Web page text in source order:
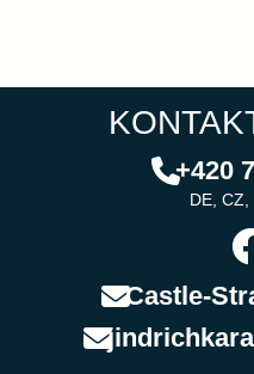
+420
DE, CZ,
Castle-